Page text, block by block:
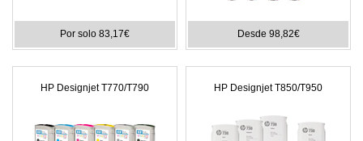
Por solo 83,17€ Desde 98,82€
HP Designjet T770/T790 HP Designjet T850/T950